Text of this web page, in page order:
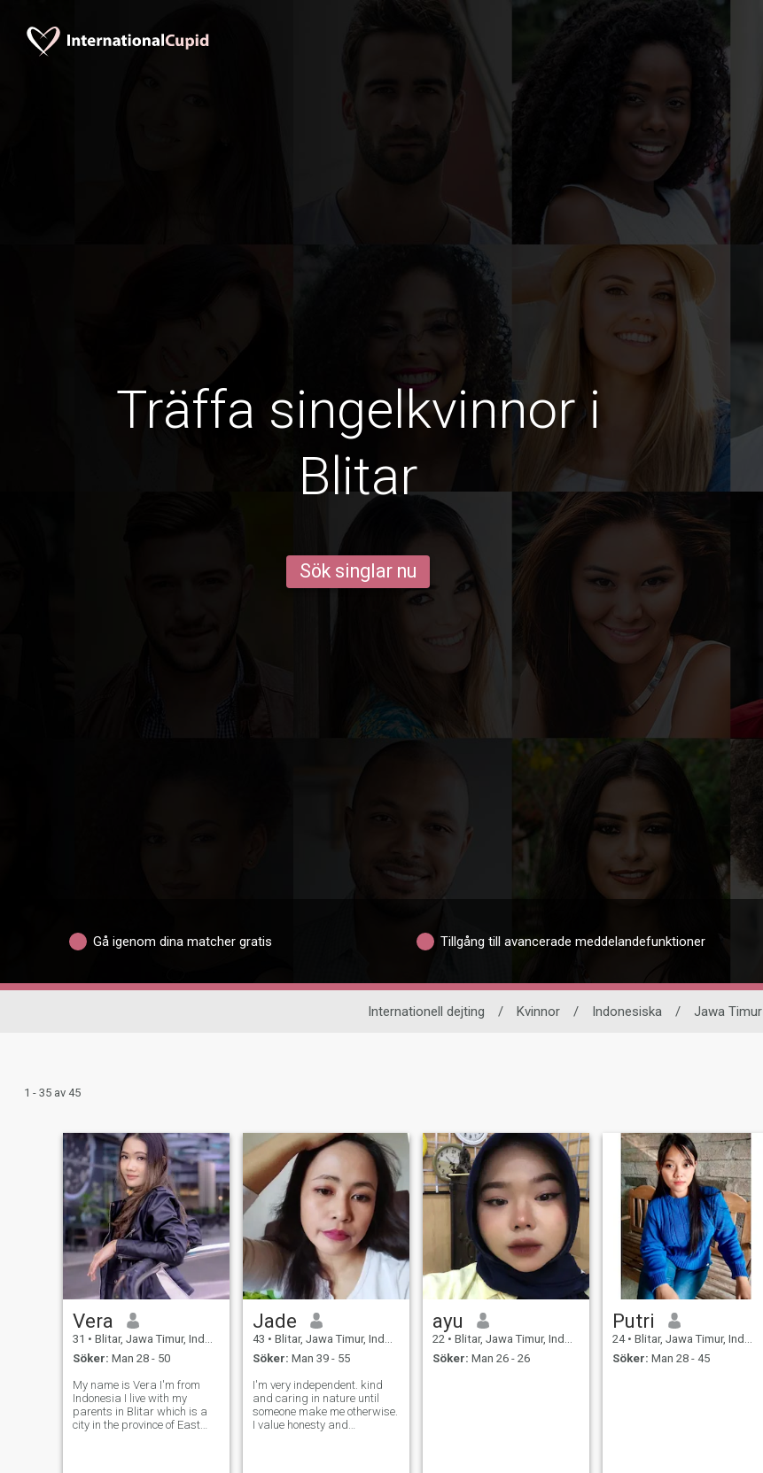
Träffa singelkvinnor i
Blitar
Sök singlar nu
Gå igenom dina matcher gratis Tillgång till avancerade meddelandefunktioner
Internationell dejting / Kvinnor / Indonesiska / Jawa Timur
1 - 35 av 45
Vera
31 • Blitar, Jawa Timur, Indonesien
Söker: Man 28 - 50
My name is Vera I'm from
Indonesia I live with my
parents in Blitar which is a
city in the province of East
Jade
43 • Blitar, Jawa Timur, Indonesien
Söker: Man 39 - 55
I'm very independent. kind
and caring in nature until
someone make me otherwise.
I value honesty and
ayu
22 • Blitar, Jawa Timur, Indonesien
Söker: Man 26 - 26
Putri
24 • Blitar, Jawa Timur, Indonesien
Söker: Man 28 - 45